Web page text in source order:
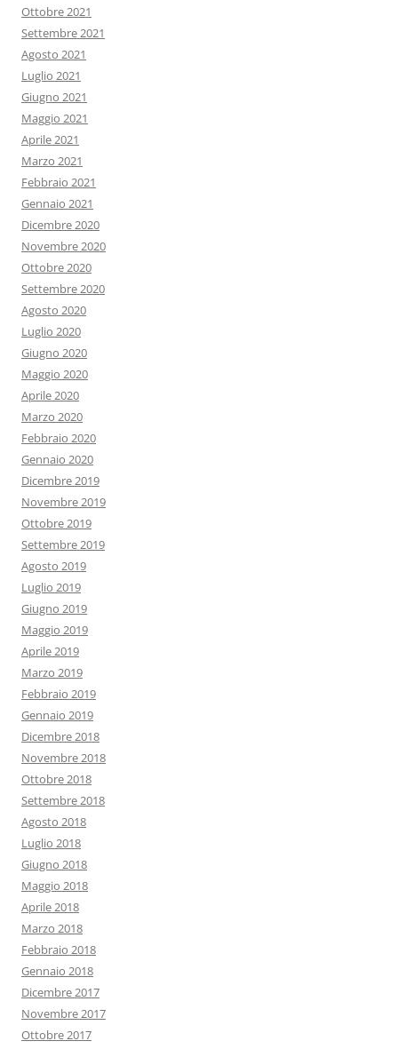
Ottobre 2021
Settembre 2021
Agosto 2021
Luglio 2021
Giugno 2021
Maggio 2021
Aprile 2021
Marzo 2021
Febbraio 2021
Gennaio 2021
Dicembre 2020
Novembre 2020
Ottobre 2020
Settembre 2020
Agosto 2020
Luglio 2020
Giugno 2020
Maggio 2020
Aprile 2020
Marzo 2020
Febbraio 2020
Gennaio 2020
Dicembre 2019
Novembre 2019
Ottobre 2019
Settembre 2019
Agosto 2019
Luglio 2019
Giugno 2019
Maggio 2019
Aprile 2019
Marzo 2019
Febbraio 2019
Gennaio 2019
Dicembre 2018
Novembre 2018
Ottobre 2018
Settembre 2018
Agosto 2018
Luglio 2018
Giugno 2018
Maggio 2018
Aprile 2018
Marzo 2018
Febbraio 2018
Gennaio 2018
Dicembre 2017
Novembre 2017
Ottobre 2017